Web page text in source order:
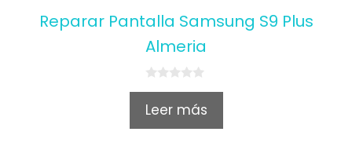
Reparar Pantalla Samsung S9 Plus
Almeria
0
u
Leer más